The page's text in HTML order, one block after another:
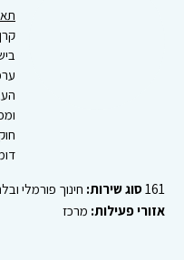
161סוג שירות: חינוך פורמלי
אזורי פעילות: מרכז